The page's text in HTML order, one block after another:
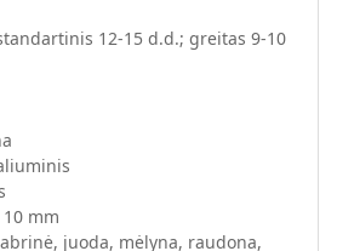
12-15 d.d.; greitas 9-10
mm
juoda, mėlyna, raudona,